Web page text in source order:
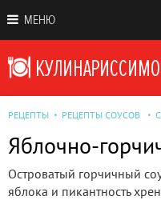
МЕНЮ
РЕЦЕПТЫ РЕЦЕПТЫ СОУСОВ
Яблочно-
Островатый горчичный
яблока и пикантность